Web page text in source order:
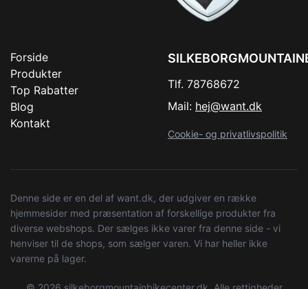
Forside
Produkter
Top Rabatter
Blog
Kontakt
Tlf. 78768672
Mail: hej@want.dk
Cookie- og privatlivspolitik
Denne side er en del af want.dk, der udgiver en række
hjemmesider med præsentation af forskellige produkter fra
diverse webshops. Der sælges ikke varer fra denne side - vi
henviser til de shops, som sælger varen. Vi har heller ikke
varerne på lager.